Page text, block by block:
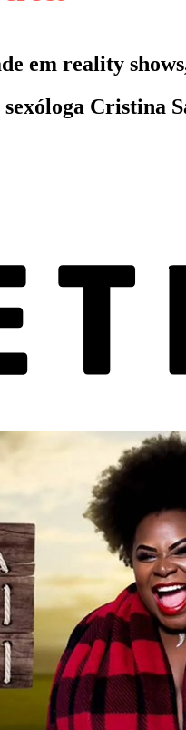
em reality
Cristina